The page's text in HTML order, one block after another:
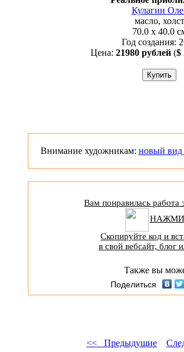
Кулагин
масло, холст
70.0 x 40.0
Год создания:
Цена: 21980 рублей($
Внимание художникам: новый вид
Вам понравилась работа
Скопируйте код и
в свой вебсайт, блог
Также вы
Поделиться
<< Предыдущие